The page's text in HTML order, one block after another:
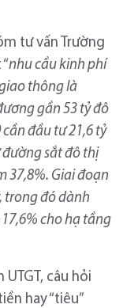
tư vấn Trường
nhu cầu kinh phí
thông là
gần 53 tỷ đô
cần đầu tư 21,6 tỷ
sắt đô thị
37,8%. Giai đoạn
trong đó dành
cho hạ tầng
câu hỏi
hay “tiêu”